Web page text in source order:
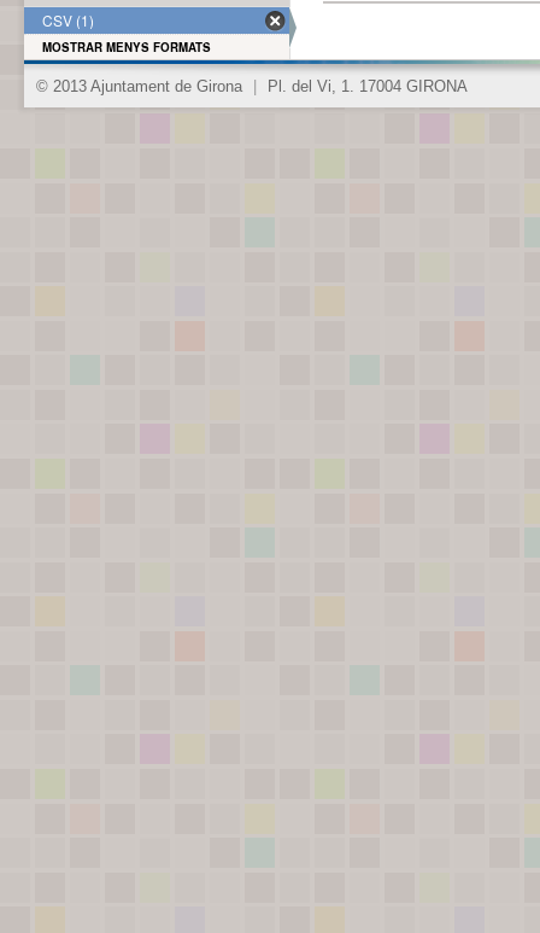
CSV (1)
MOSTRAR MENYS FORMATS
© 2013 Ajuntament de Girona Pl. del Vi, 1. 17004 GIRONA